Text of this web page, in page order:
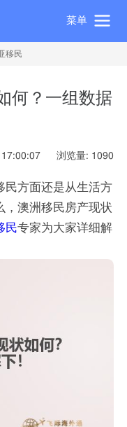
菜单
移民
何？一组数据
浏览量: 1090
民方面还是从生活方
，澳洲移民房产现状
民专家为大家详细解